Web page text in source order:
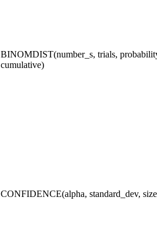
BINOMDIST(number_s, trials,
cumulative)
CONFIDENCE(alpha, standard_dev,